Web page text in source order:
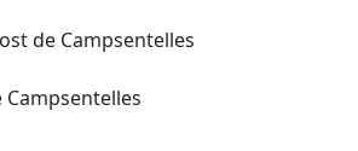
de Campsentelles
Campsentelles